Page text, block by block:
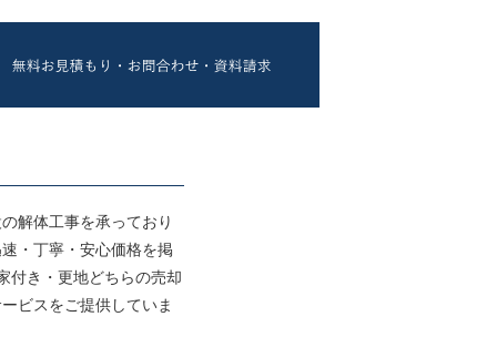
解体工事を承っており
・丁寧・安心価格を掲
付き・更地どちらの売却
ビスをご提供していま